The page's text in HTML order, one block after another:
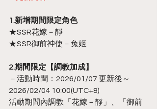
1.新增期間限定角色
★SSR花嫁－靜
★SSR御前神使－兔姬
2.期間限定【調教加成】
－活動時間：2026/01/07 更新後～
2026/02/04 10:00(UTC+8)
活動期間內調教「花嫁－靜」、「御前